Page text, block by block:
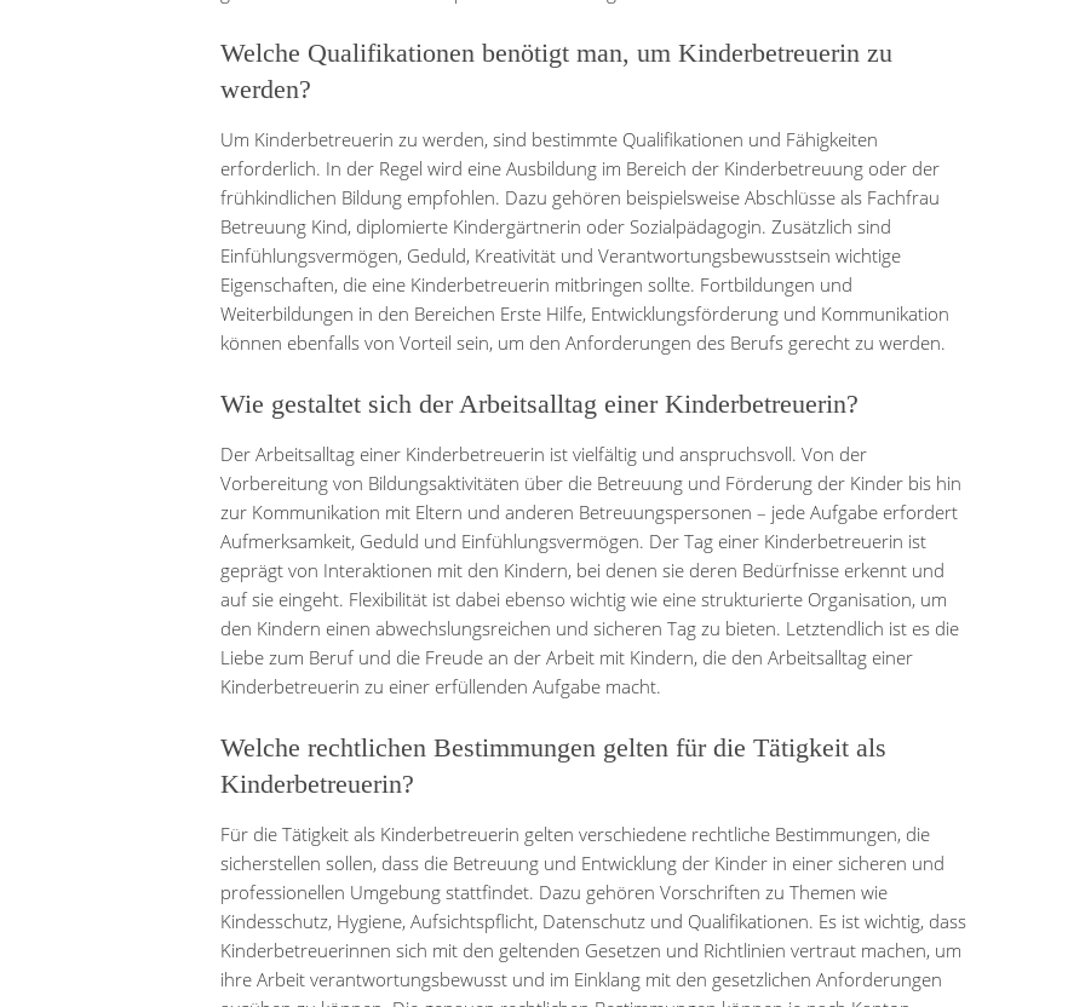
Welche Qualifikationen benötigt man, um Kinderbetreuerin zu
werden?
Um Kinderbetreuerin zu werden, sind bestimmte Qualifikationen und Fähigkeiten
erforderlich. In der Regel wird eine Ausbildung im Bereich der Kinderbetreuung oder der
frühkindlichen Bildung empfohlen. Dazu gehören beispielsweise Abschlüsse als Fachfrau
Betreuung Kind, diplomierte Kindergärtnerin oder Sozialpädagogin. Zusätzlich sind
Einfühlungsvermögen, Geduld, Kreativität und Verantwortungsbewusstsein wichtige
Eigenschaften, die eine Kinderbetreuerin mitbringen sollte. Fortbildungen und
Weiterbildungen in den Bereichen Erste Hilfe, Entwicklungsförderung und Kommunikation
können ebenfalls von Vorteil sein, um den Anforderungen des Berufs gerecht zu werden.
Wie gestaltet sich der Arbeitsalltag einer Kinderbetreuerin?
Der Arbeitsalltag einer Kinderbetreuerin ist vielfältig und anspruchsvoll. Von der
Vorbereitung von Bildungsaktivitäten über die Betreuung und Förderung der Kinder bis hin
zur Kommunikation mit Eltern und anderen Betreuungspersonen – jede Aufgabe erfordert
Aufmerksamkeit, Geduld und Einfühlungsvermögen. Der Tag einer Kinderbetreuerin ist
geprägt von Interaktionen mit den Kindern, bei denen sie deren Bedürfnisse erkennt und
auf sie eingeht. Flexibilität ist dabei ebenso wichtig wie eine strukturierte Organisation, um
den Kindern einen abwechslungsreichen und sicheren Tag zu bieten. Letztendlich ist es die
Liebe zum Beruf und die Freude an der Arbeit mit Kindern, die den Arbeitsalltag einer
Kinderbetreuerin zu einer erfüllenden Aufgabe macht.
Welche rechtlichen Bestimmungen gelten für die Tätigkeit als
Kinderbetreuerin?
Für die Tätigkeit als Kinderbetreuerin gelten verschiedene rechtliche Bestimmungen, die
sicherstellen sollen, dass die Betreuung und Entwicklung der Kinder in einer sicheren und
professionellen Umgebung stattfindet. Dazu gehören Vorschriften zu Themen wie
Kindesschutz, Hygiene, Aufsichtspflicht, Datenschutz und Qualifikationen. Es ist wichtig, dass
Kinderbetreuerinnen sich mit den geltenden Gesetzen und Richtlinien vertraut machen, um
ihre Arbeit verantwortungsbewusst und im Einklang mit den gesetzlichen Anforderungen